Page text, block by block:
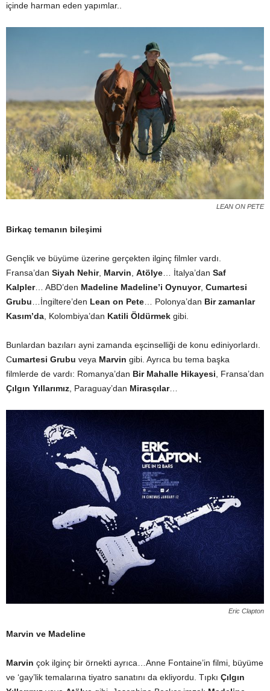
içinde harman eden yapımlar..
LEAN ON PETE
Birkaç temanın bileşimi
Gençlik ve büyüme üzerine gerçekten ilginç filmler vardı.
Fransa’dan Siyah Nehir, Marvin Atölye … İtalya’dan Saf
Kalpler… ABD’den Madeline Madeline’i Oynuyor, Cumartesi
Grubu …İngiltere’den Lean on Pete … Polonya’dan Bir zamanlar
Kasım’da , Kolombiya’dan Katili Öldürmek gibi.
Bunlardan bazıları ayni zamanda eşcinselliği de konu ediniyorlardı.
Cumartesi Grubu veya Marvin gibi. Ayrıca bu tema başka
filmlerde de vardı: Romanya’dan Bir Mahalle Hikayesi , Fransa’dan
Çılgın Yıllarımız , Paraguay’dan Mirasçılar…
Eric Clapton
Marvin ve Madeline
Marvin çok ilginç bir örnekti ayrıca…Anne Fontaine’in filmi, büyüme
ve ‘gay’lik temalarına tiyatro sanatını da ekliyordu. Tıpkı Çılgın